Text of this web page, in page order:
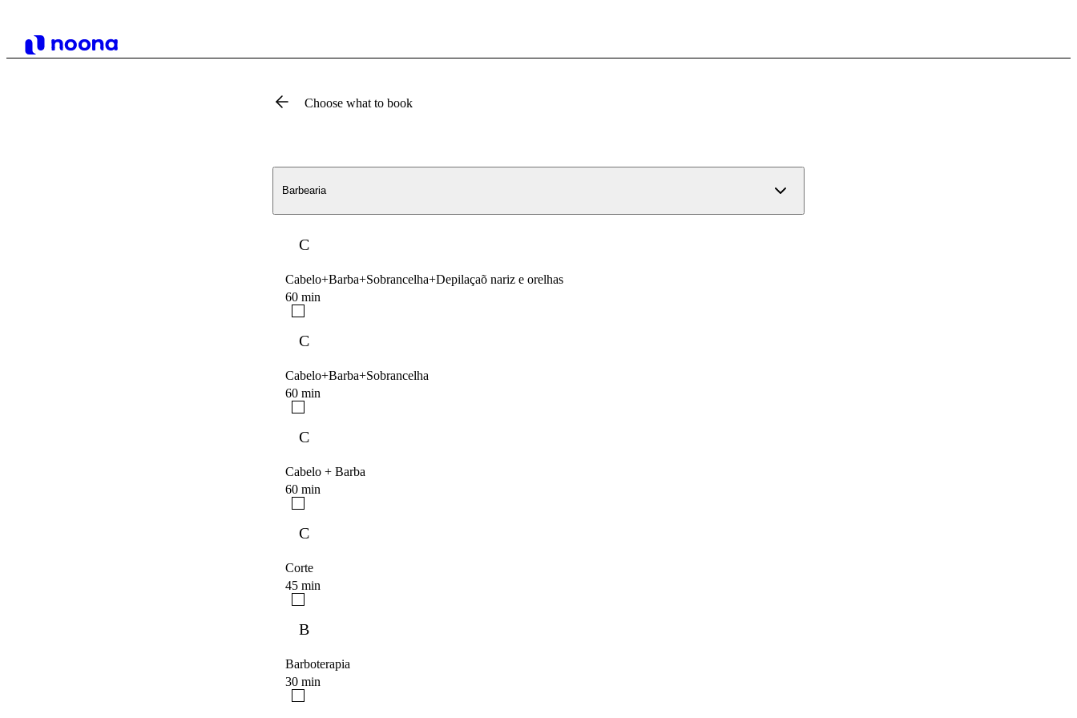
Choose what to book
Barbearia
C
Cabelo+Barba+Sobrancelha+Depilaçaõ nariz e orelhas
60 min
C
Cabelo+Barba+Sobrancelha
60 min
C
Cabelo + Barba
60 min
C
Corte
45 min
B
Barboterapia
30 min